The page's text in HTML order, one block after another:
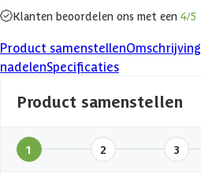
Klanten beoordelen ons met een 4/5
Product samenstellenOmschrijving
nadelenSpecificaties
Product samenstellen
1 2 3